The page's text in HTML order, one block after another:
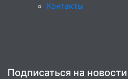
Контакты
Подписаться на новости